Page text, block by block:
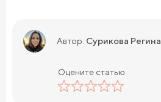
Автор: Сурикова Регина
Оцените статью